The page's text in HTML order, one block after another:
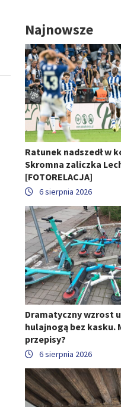
Najnowsze
Ratunek nadszedł w
Skromna zaliczka
[FOTORELACJA]
6 sierpnia 2026
Dramatyczny wzrost
hulajnogą bez kasku.
przepisy?
6 sierpnia 2026